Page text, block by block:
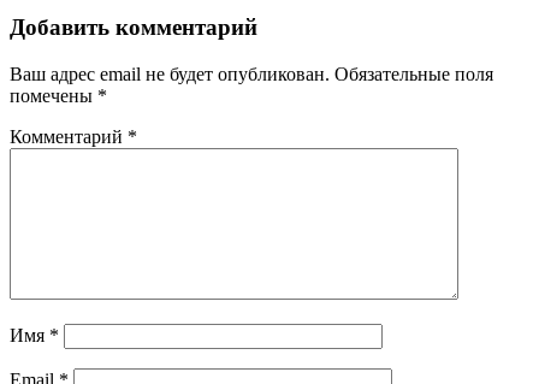
Добавить комментарий
Ваш адрес email не будет опубликован. Обязательные поля
помечены *
Комментарий *
Имя *
Email *